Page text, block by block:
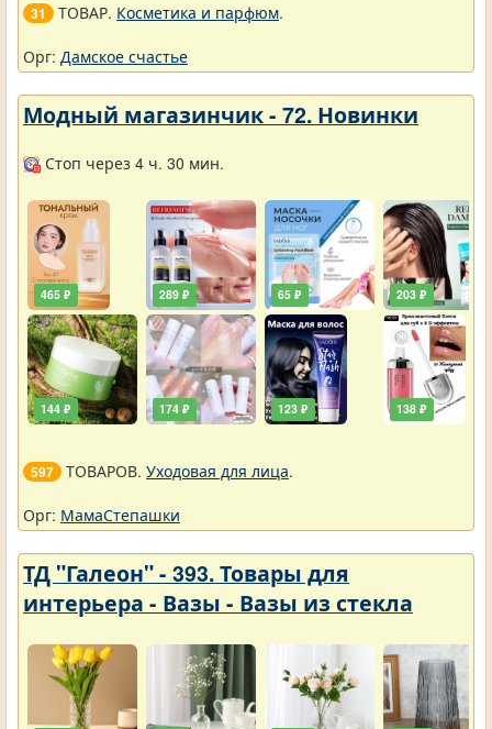
31 ТОВАР. Косметика и парфюм.
Орг: Дамское счастье
Модный магазинчик - 72. Новинки
Стоп через 4 ч. 30 мин.
465 ₽
144 ₽
289 ₽
174 ₽
65 ₽
123 ₽
203 ₽
138 ₽
597 ТОВАРОВ. Уходовая для лица.
Орг: МамаСтепашки
ТД "Галеон" - 393. Товары для
интерьера - Вазы - Вазы из стекла